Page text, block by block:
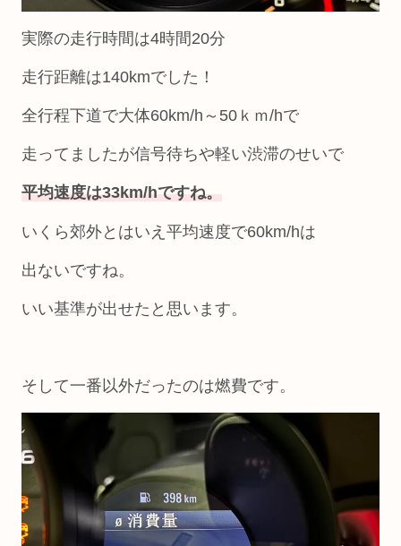
実際の走行時間は4時間20分
走行距離は140kmでした！
全行程下道で大体60km/h～50ｋｍ/hで
走ってましたが信号待ちや軽い渋滞のせいで
平均速度は33km/hですね。
いくら郊外とはいえ平均速度で60km/hは
出ないですね。
いい基準が出せたと思います。
そして一番以外だったのは燃費です。